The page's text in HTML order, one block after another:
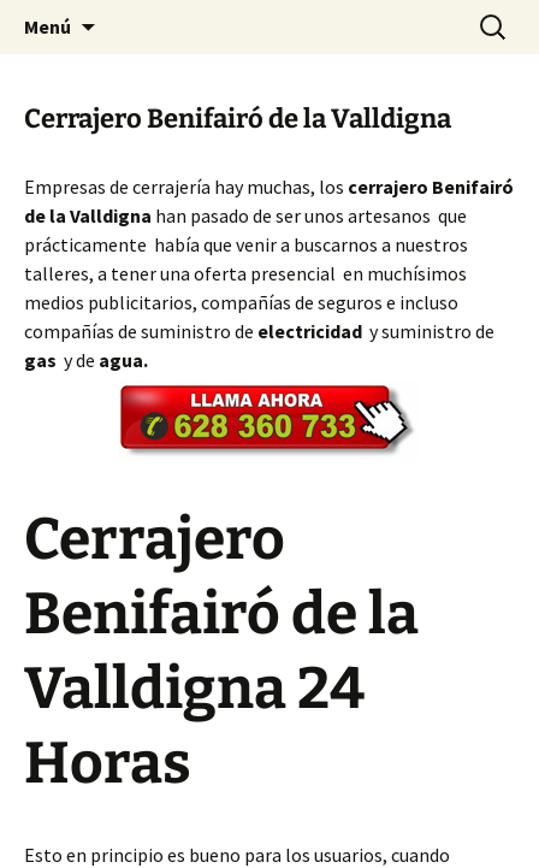
Cerrajeros Valencia – 628 360
733
Menú Buscar:
Cerrajero Benifairó de la Valldigna
Empresas de cerrajería hay muchas, los cerrajero Benifairó
de la Valldigna han pasado de ser unos artesanos que
prácticamente había que venir a buscarnos a nuestros
talleres, a tener una oferta presencial en muchísimos
medios publicitarios, compañías de seguros e incluso
compañías de suministro de electricidad y suministro de
gas y de agua.
Cerrajero
Benifairó de la
Valldigna 24
Horas
Esto en principio es bueno para los usuarios, cuando